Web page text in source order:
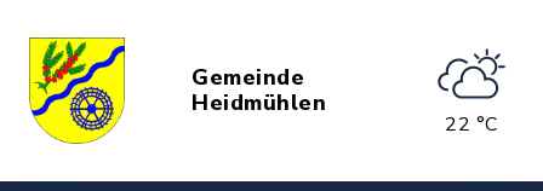
Gemeinde
Heidmühlen
22 °C